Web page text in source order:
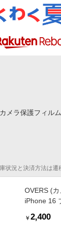
メラ
典
会員登録
メラ保護フィル
状況と決済方法は遷
OVERS (
iPhone 16
規格 ガラ
￥ 2,400